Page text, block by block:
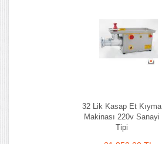
32 Lik Kasap Et Kıyma
Makinası 220v Sanayi
Tipi